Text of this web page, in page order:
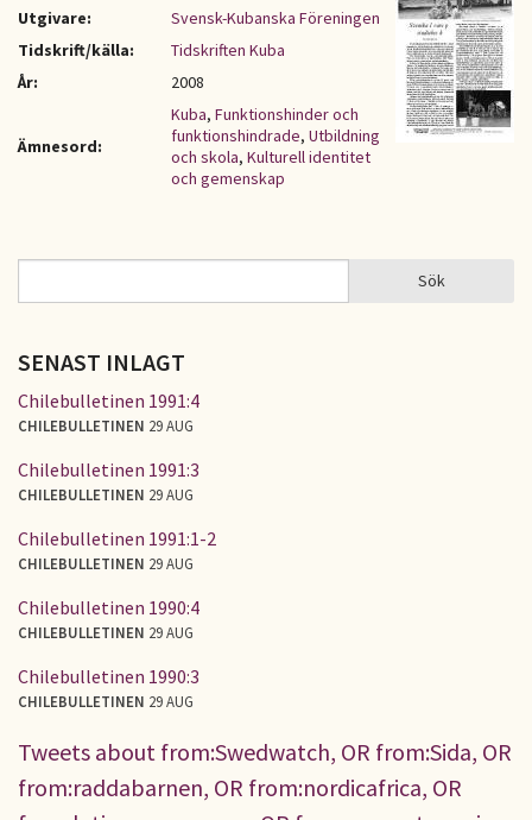
Utgivare:
Svensk-Kubanska Föreningen
Tidskrift/källa:
Tidskriften Kuba
År:
2008
Ämnesord:
Kuba, Funktionshinder och
funktionshindrade, Utbildning
och skola, Kulturell identitet
och gemenskap
SÖKFORMULÄR Sök
SENAST INLAGT
Chilebulletinen 1991:4
CHILEBULLETINEN 29 AUG
Chilebulletinen 1991:3
CHILEBULLETINEN 29 AUG
Chilebulletinen 1991:1-2
CHILEBULLETINEN 29 AUG
Chilebulletinen 1990:4
CHILEBULLETINEN 29 AUG
Chilebulletinen 1990:3
CHILEBULLETINEN 29 AUG
Tweets about from:Swedwatch, OR from:Sida, OR
from:raddabarnen, OR from:nordicafrica, OR